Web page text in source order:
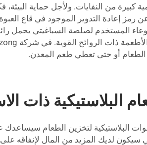
من النفايات. ولأجل حماية البيئة،
رمز إعادة التدوير الموجود في قاع
المستخدم لصلصة السباغيتي
الطعام أو حتى تعطي طعم المعدن.
ذات
البلاستيكية لتخزين الطعام
سيكون لديك المزيد من المال لإنفاقه